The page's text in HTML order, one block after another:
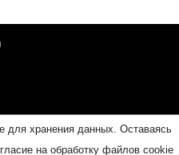
для хранения данных. Оставаясь
на обработку файлов cookie